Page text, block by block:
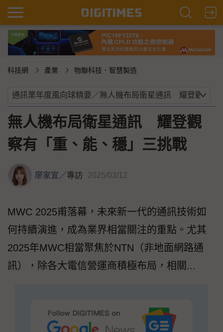
科技網 產業 物聯科技．智慧製造
無人機布局衛星通訊 耀登觀
察有「重、能、穩」三挑戰
廖家宜／專訪 2025/03/12
MWC 2025甫落幕，未來新一代的通訊技術如
何持續演進，成為業界相當關注的重點。尤其
2025年MWC相當聚焦於NTN（非地面網路通
訊），除各大電信營運商積極布局，相關...